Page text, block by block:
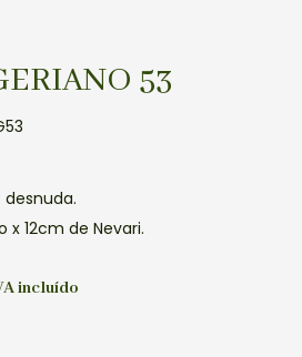
53
desnuda.
12cm de Nevari.
incluído